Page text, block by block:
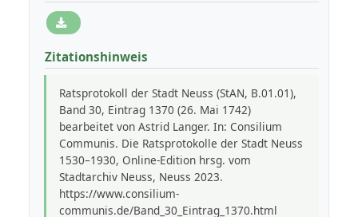
Zitationshinweis
Ratsprotokoll der Stadt Neuss (StAN, B.01.01),
Band 30, Eintrag 1370 (26. Mai 1742)
bearbeitet von Astrid Langer. In: Consilium
Communis. Die Ratsprotokolle der Stadt Neuss
1530–1930, Online-Edition hrsg. vom
Stadtarchiv Neuss, Neuss 2023.
https://www.consilium-
communis.de/Band_30_Eintrag_1370.html